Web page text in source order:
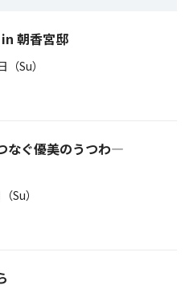
朝香宮邸
Su）
なぐ優美のうつわ―
Su）